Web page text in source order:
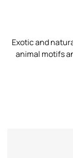
Exotic and
animal motifs